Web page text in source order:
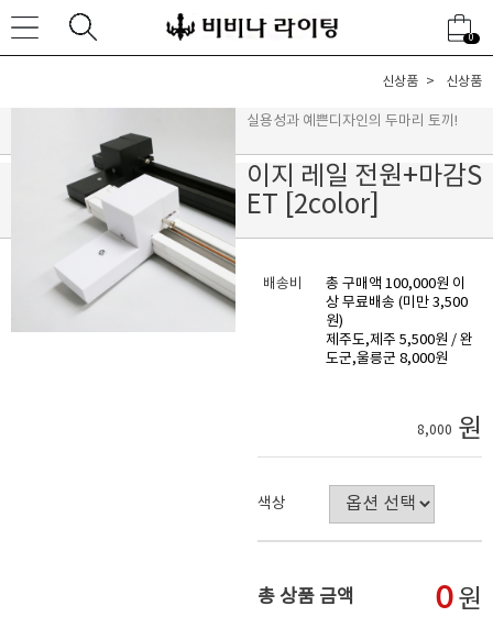
0
신상품 신상품
실용성과 예쁜디자인의 두마리 토끼!
이지 레일 전원+마감S
ET [2color]
배송비
총 구매액 100,000원 이
상 무료배송 (미만 3,500
원)
제주도,제주 5,500원 / 완
도군,울릉군 8,000원
8,000 원
색상
총 상품 금액 0원